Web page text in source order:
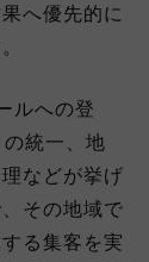
へ優先的に
ルへの登
統一、地
などが挙げ
その地域で
る集客を実